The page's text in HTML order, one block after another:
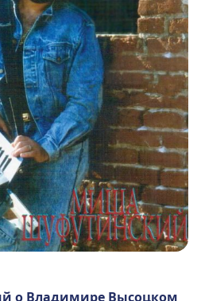
о Владимире Высоцком